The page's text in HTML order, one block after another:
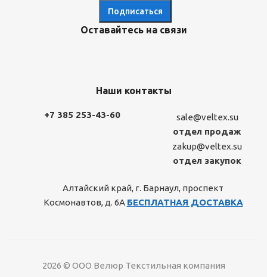
Оставайтесь на связи
Наши контакты
+7 385 253-43-60
sale@veltex.su
отдел продаж
zakup@veltex.su
отдел закупок
Алтайский край, г. Барнаул, проспект
Космонавтов, д. 6А БЕСПЛАТНАЯ ДОСТАВКА
2026 © ООО Велюр Текстильная компания